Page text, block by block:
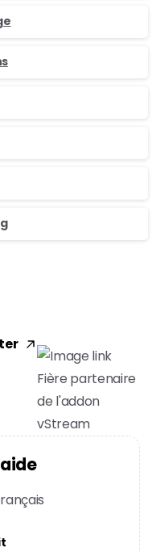
Fière partenaire
de l'addon
vStream
aide